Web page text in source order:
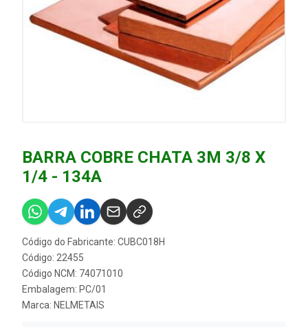
BARRA COBRE CHATA 3M 3/8 X
1/4 - 134A
Código do Fabricante: CUBC018H
Código: 22455
Código NCM: 74071010
Embalagem: PC/01
Marca: NELMETAIS